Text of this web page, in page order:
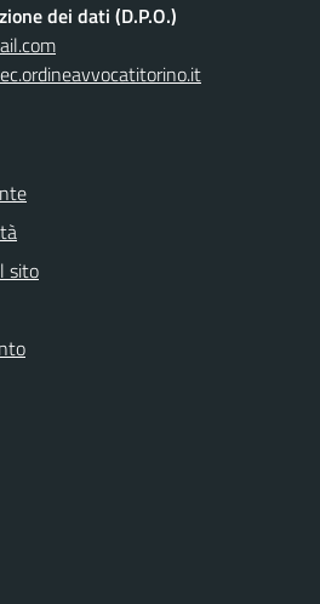
dei dati (D.P.O.)
sito